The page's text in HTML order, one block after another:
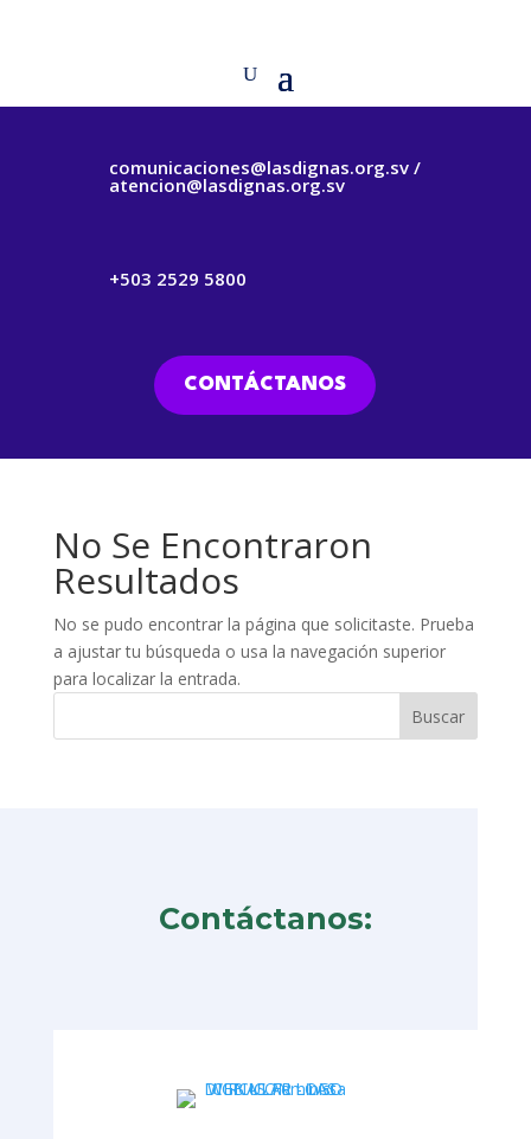
comunicaciones@lasdignas.org.sv /
atencion@lasdignas.org.sv
+503 2529 5800
CONTÁCTANOS
No Se Encontraron
Resultados
No se pudo encontrar la página que solicitaste. Prueba
a ajustar tu búsqueda o usa la navegación superior
para localizar la entrada.
Contáctanos: